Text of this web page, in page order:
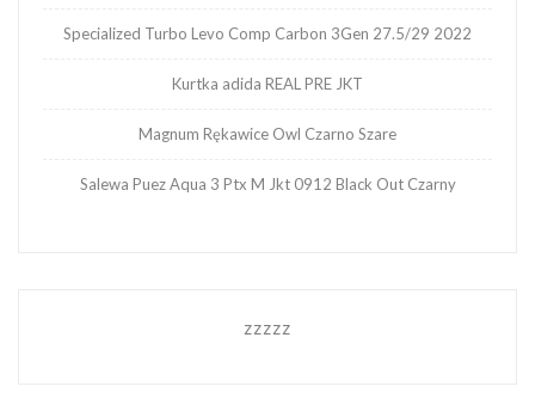
Specialized Turbo Levo Comp Carbon 3Gen 27.5/29 2022
Kurtka adida REAL PRE JKT
Magnum Rękawice Owl Czarno Szare
Salewa Puez Aqua 3 Ptx M Jkt 0912 Black Out Czarny
zzzzz